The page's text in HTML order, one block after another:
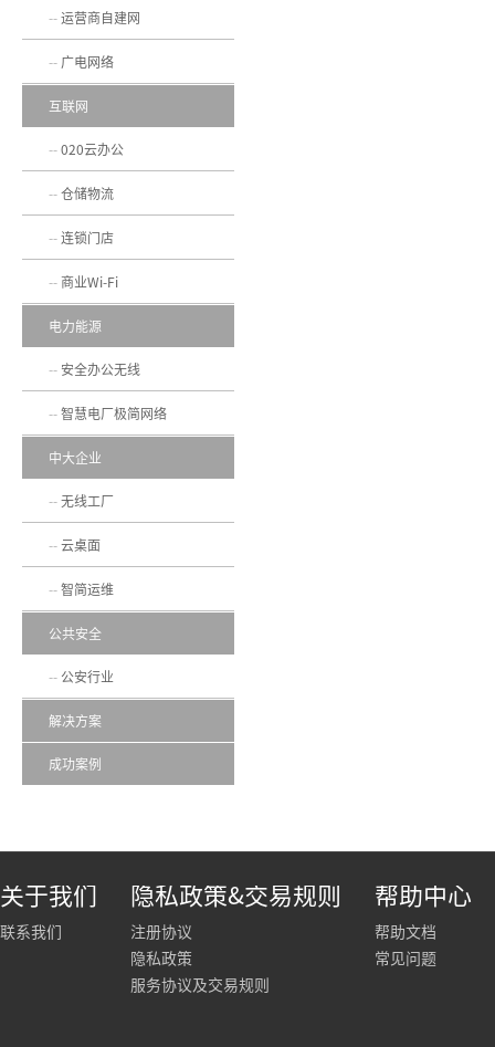
运营商自建网
广电网络
互联网
020云办公
仓储物流
连锁门店
商业Wi-Fi
电力能源
安全办公无线
智慧电厂极简网络
中大企业
无线工厂
云桌面
智简运维
公共安全
公安行业
解决方案
成功案例
关于我们
联系我们
隐私政策&交易规则
注册协议
隐私政策
服务协议及交易规则
帮助中心
帮助文档
常见问题